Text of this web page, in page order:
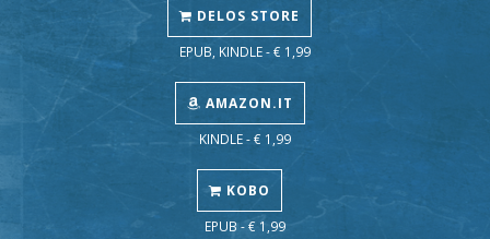
DELOS STORE
EPUB, KINDLE - € 1,99
AMAZON.IT
KINDLE - € 1,99
KOBO
EPUB - € 1,99